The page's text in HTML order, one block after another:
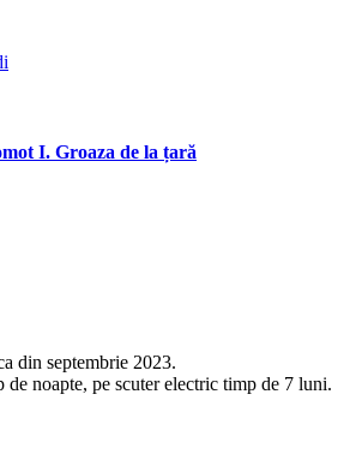
I. Groaza de la țară
din septembrie 2023.
noapte, pe scuter electric timp de 7 luni.